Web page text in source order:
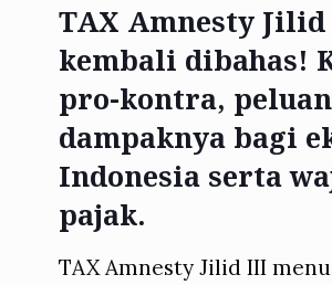
TAX Amnesty
kembali dibahas!
pro-kontra,
dampaknya bagi
Indonesia serta
pajak.
TAX Amnesty Jilid III